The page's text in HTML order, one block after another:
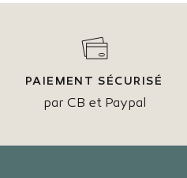
PAIEMENT SÉCURISÉ
par CB et Paypal